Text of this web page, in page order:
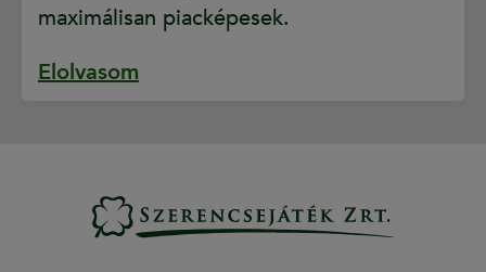
maximálisan piacképesek.
Elolvasom